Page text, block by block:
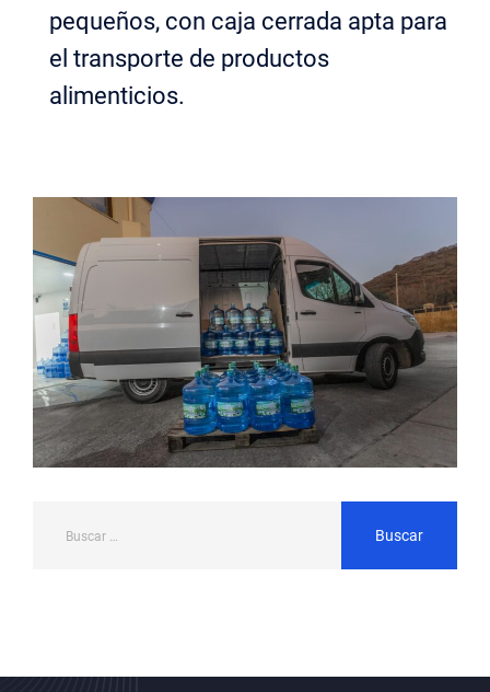
pequeños, con caja cerrada apta para
el transporte de productos
alimenticios.